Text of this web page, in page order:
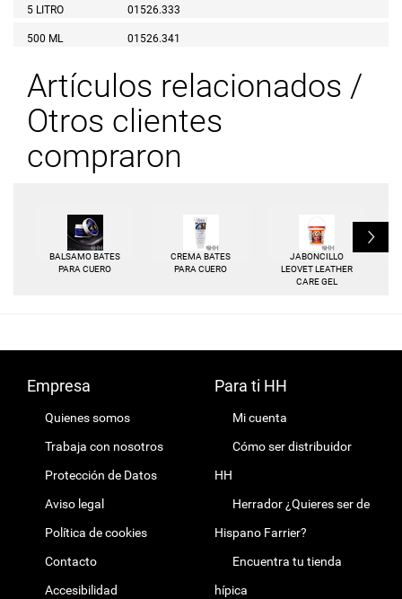
5 LITRO 01526.333
500 ML 01526.341
Artículos relacionados /
Otros clientes
compraron
BALSAMO BATES
PARA CUERO
CREMA BATES
PARA CUERO
JABONCILLO
LEOVET LEATHER
CARE GEL
L
Empresa
Quienes somos
Trabaja con nosotros
Protección de Datos
Aviso legal
Política de cookies
Contacto
Accesibilidad
Para ti HH
Mi cuenta
Cómo ser distribuidor
HH
Herrador ¿Quieres ser de
Hispano Farrier?
Encuentra tu tienda
hípica